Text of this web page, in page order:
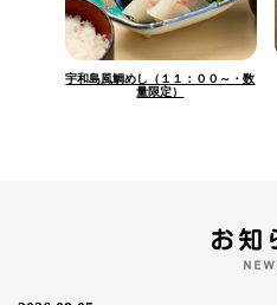
宇和島風鯛めし（１１：００～・数
量限定）